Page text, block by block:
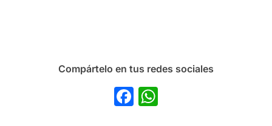
Compártelo en tus redes sociales
Facebook